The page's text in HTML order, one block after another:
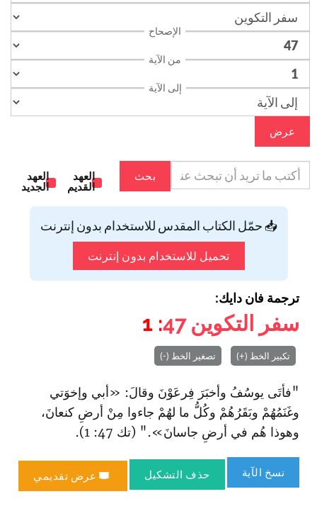
الإصحاح
من الآية
إلى الآية
عرض
بحث
العهد
القديم
العهد
الجديد
📥 حمّل الكتاب المقدس للاستخدام بدون إنترنت
تحميل للاستخدام بدون إنترنت
ترجمة فان دايك:
سفر التكوين 47
: 1
تكبير الخط (+) تصغير الخط (-)
"فأتَى يوسُفُ وأخبَرَ فِرعَوْنَ وقالَ: «أبي وإخوَتي
وغَنَمُهُمْ وبَقَرُهُمْ وكُلُّ ما لهُمْ جاءوا مِنْ أرضِ كنعانَ،
وهوذا هُم في أرضِ جاسانَ»." (تك 47: 1).
نسخ الآية حذف التشكيل عرض تقديمي